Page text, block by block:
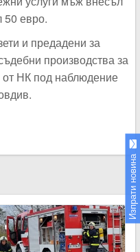
50 евро.
и предадени за
производства за
от НК под наблюдение
Изпрати новина